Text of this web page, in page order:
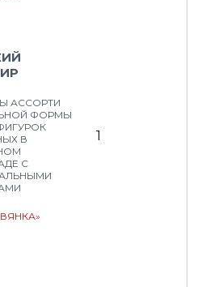
АССОРТИ
ФОРМЫ
В
С
1